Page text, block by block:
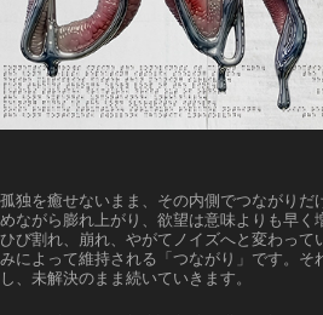
孤独を癒せないまま、その内側でつながりだ
めながら膨れ上がり、欲望は意味よりも早く
ひび割れ、崩れ、やがてノイズへと変わって
みによって維持される「つながり」です。そ
し、未解決のまま続いていきます。